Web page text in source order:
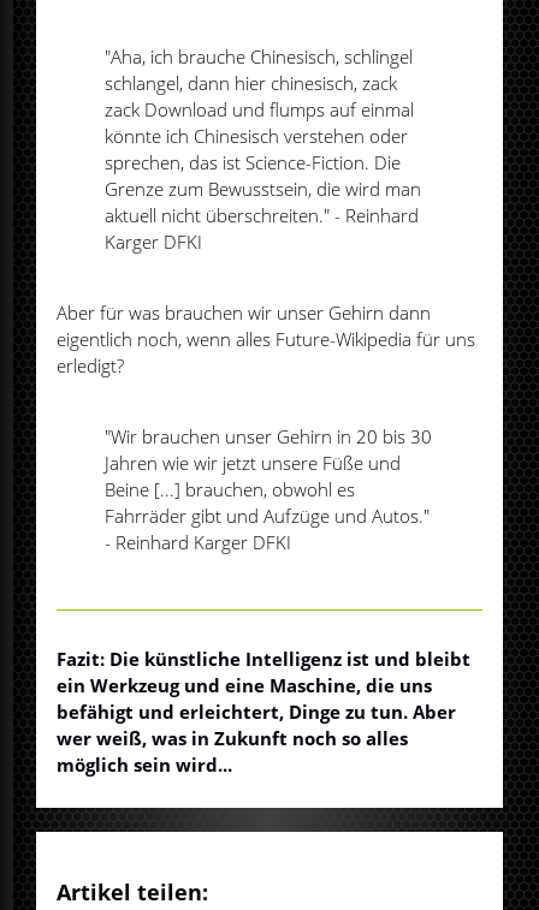
"Aha, ich brauche Chinesisch, schlingel
schlangel, dann hier chinesisch, zack
zack Download und flumps auf einmal
könnte ich Chinesisch verstehen oder
sprechen, das ist Science-Fiction. Die
Grenze zum Bewusstsein, die wird man
aktuell nicht überschreiten." - Reinhard
Karger DFKI
Aber für was brauchen wir unser Gehirn dann
eigentlich noch, wenn alles Future-Wikipedia für uns
erledigt?
"Wir brauchen unser Gehirn in 20 bis 30
Jahren wie wir jetzt unsere Füße und
Beine [...] brauchen, obwohl es
Fahrräder gibt und Aufzüge und Autos."
- Reinhard Karger DFKI
Fazit: Die künstliche Intelligenz ist und bleibt
ein Werkzeug und eine Maschine, die uns
befähigt und erleichtert, Dinge zu tun. Aber
wer weiß, was in Zukunft noch so alles
möglich sein wird...
Artikel teilen: